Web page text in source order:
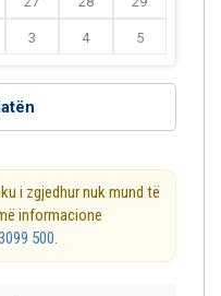
3 4 5
i zgjedhur nuk mund të
informacione
500.